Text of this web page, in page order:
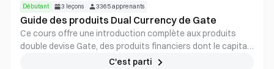
Débutant 3 leçons 3365apprenants
Guide des produits Dual Currency de Gate
Ce cours offre une introduction complète aux produits
double devise Gate, des produits financiers dont le capital
n’est pas garanti, à revenu variable, et reposant sur des
C'est parti